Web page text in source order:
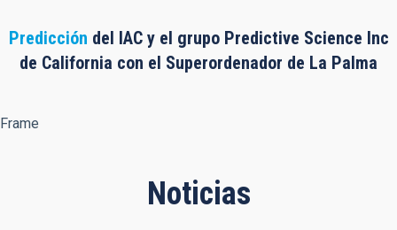
Predicción del IAC y el grupo Predictive Science Inc
de California con el Superordenador de La Palma
Frame
Noticias